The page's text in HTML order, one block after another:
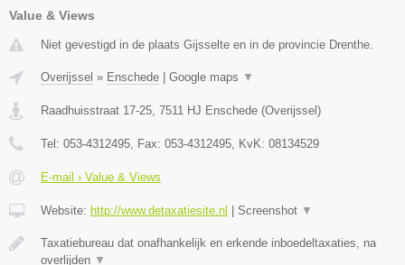
Value & Views
Niet gevestigd in de plaats Gijsselte en in de provincie Drenthe.
Overijssel » Enschede Google maps ▼
Raadhuisstraat 17-25, 7511 HJ Enschede (Overijssel )
Tel: 053-4312495, Fax: 053-4312495, KvK: 08134529
E-mail › Value & Views
Website: http://www.detaxatiesite.nl Screenshot ▼
Taxatiebureau dat onafhankelijk en erkende inboedeltaxaties, na
overlijden ▼